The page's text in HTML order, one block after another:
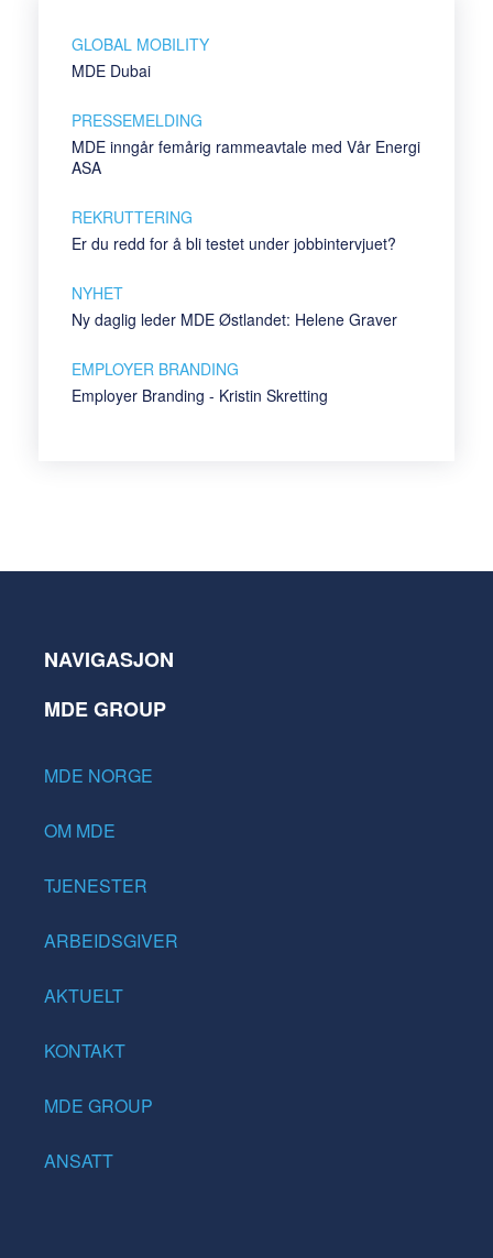
GLOBAL MOBILITY
MDE Dubai
PRESSEMELDING
MDE inngår femårig rammeavtale med Vår Energi
ASA
REKRUTTERING
Er du redd for å bli testet under jobbintervjuet?
NYHET
Ny daglig leder MDE Østlandet: Helene Graver
EMPLOYER BRANDING
Employer Branding - Kristin Skretting
NAVIGASJON
MDE GROUP
MDE NORGE
OM MDE
TJENESTER
ARBEIDSGIVER
AKTUELT
KONTAKT
MDE GROUP
ANSATT